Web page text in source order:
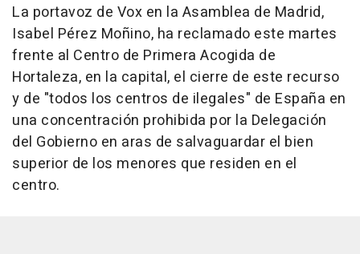
La portavoz de Vox en la Asamblea de Madrid,
Isabel Pérez Moñino, ha reclamado este martes
frente al Centro de Primera Acogida de
Hortaleza, en la capital, el cierre de este recurso
y de "todos los centros de ilegales" de España en
una concentración prohibida por la Delegación
del Gobierno en aras de salvaguardar el bien
superior de los menores que residen en el
centro.